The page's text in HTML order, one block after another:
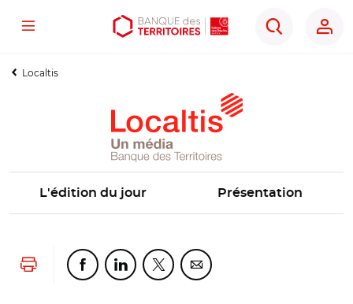
Aller
contenu
Aller
menu
Ouvrir
outils
Menu
Rechercher
Localtis
L'édition du jour Présentation
Lancer l'impressionPartager cette page sur Facebook
Partager cette page sur Linkedin
Partager cette page sur Twitter
Partager cette page sur